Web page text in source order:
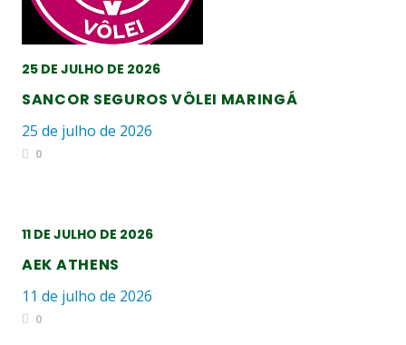
25 DE JULHO DE 2026
SANCOR SEGUROS VÔLEI MARINGÁ
25 de julho de 2026
0
11 DE JULHO DE 2026
AEK ATHENS
11 de julho de 2026
0